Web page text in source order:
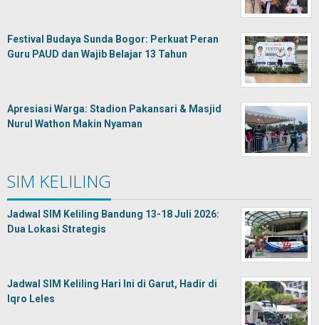
Festival Budaya Sunda Bogor: Perkuat Peran
Guru PAUD dan Wajib Belajar 13 Tahun
Apresiasi Warga: Stadion Pakansari & Masjid
Nurul Wathon Makin Nyaman
SIM KELILING
Jadwal SIM Keliling Bandung 13-18 Juli 2026:
Dua Lokasi Strategis
Jadwal SIM Keliling Hari Ini di Garut, Hadir di
Iqro Leles